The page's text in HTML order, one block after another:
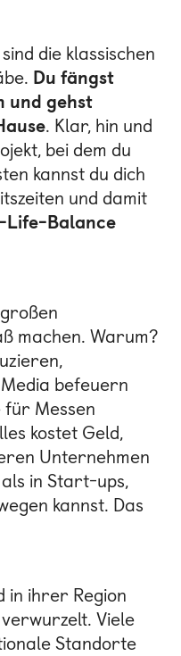
die klassischen
Du fängst
und gehst
. Klar, hin und
bei dem du
kannst du dich
und damit
Life-Balance
machen. Warum?
befeuern
für Messen
kostet Geld,
Unternehmen
in Start-ups,
kannst. Das
in ihrer Region
Viele
Standorte